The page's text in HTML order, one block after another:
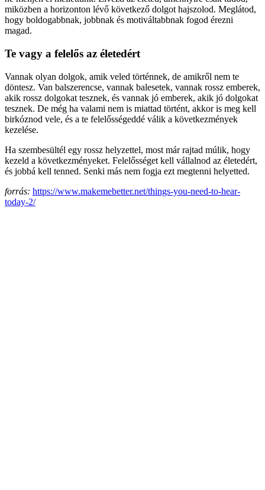
miközben a horizonton lévő következő dolgot hajszolod. Meglátod,
hogy boldogabbnak, jobbnak és motiváltabbnak fogod érezni
magad.
Te vagy a felelős az életedért
Vannak olyan dolgok, amik veled történnek, de amikről nem te
döntesz. Van balszerencse, vannak balesetek, vannak rossz emberek,
akik rossz dolgokat tesznek, és vannak jó emberek, akik jó dolgokat
tesznek. De még ha valami nem is miattad történt, akkor is meg kell
birkóznod vele, és a te felelősségeddé válik a következmények
kezelése.
Ha szembesültél egy rossz helyzettel, most már rajtad múlik, hogy
kezeld a következményeket. Felelősséget kell vállalnod az életedért,
és jobbá kell tenned. Senki más nem fogja ezt megtenni helyetted.
forrás: https://www.makemebetter.net/things-you-need-to-hear-
today-2/